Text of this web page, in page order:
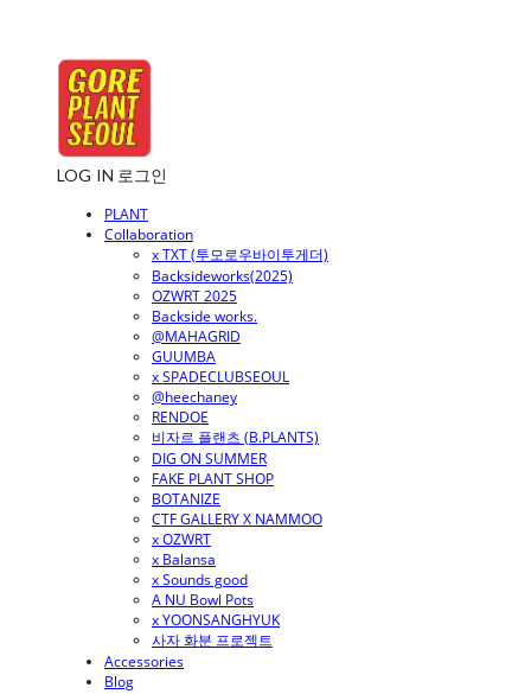
LOG IN 로그인
PLANT
Collaboration
x TXT (투모로우바이투게더)
Backsideworks(2025)
OZWRT 2025
Backside works.
@MAHAGRID
GUUMBA
x SPADECLUBSEOUL
@heechaney
RENDOE
비자르 플랜츠 (B.PLANTS)
DIG ON SUMMER
FAKE PLANT SHOP
BOTANIZE
CTF GALLERY X NAMMOO
x OZWRT
x Balansa
x Sounds good
A NU Bowl Pots
x YOONSANGHYUK
사자 화분 프로젝트
Accessories
Blog